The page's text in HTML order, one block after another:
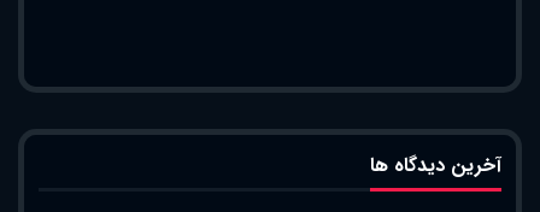
آخرین دیدگاه ها